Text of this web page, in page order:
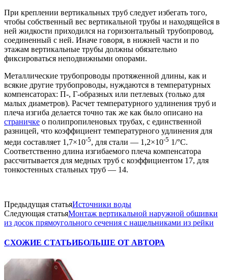
При креплении вертикальных труб следует избегать того,
чтобы собственный вес вертикальной трубы и находящейся в
ней жидкости приходился на горизонтальный трубопровод,
соединенный с ней. Иначе говоря, в нижней части и по
этажам вертикальные трубы должны обязательно
фиксироваться неподвижными опорами.
Металлические трубопроводы протяженной длины, как и
всякие другие трубопроводы, нуждаются в температурных
компенсаторах: П-, Г-образных или петлевых (только для
малых диаметров). Расчет температурного удлинения труб и
плеча изгиба делается точно так же как было описано на
страничке о полипропиленовых трубах, с единственной
разницей, что коэффициент температурного удлинения для
меди составляет 1,7×10-5, для стали — 1,2×10-5 1/°С.
Соответственно длина изгибаемого плеча компенсатора
рассчитывается для медных труб с коэффициентом 17, для
тонкостенных стальных труб — 14.
Предыдущая статьяИсточники воды
Следующая статьяМонтаж вертикальной наружной обшивки
из досок прямоугольного сечения с нащельниками из рейки
СХОЖИЕ СТАТЬИБОЛЬШЕ ОТ АВТОРА